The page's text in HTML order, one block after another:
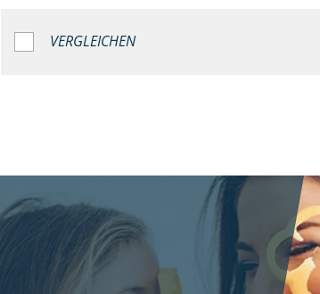
VERGLEICHEN